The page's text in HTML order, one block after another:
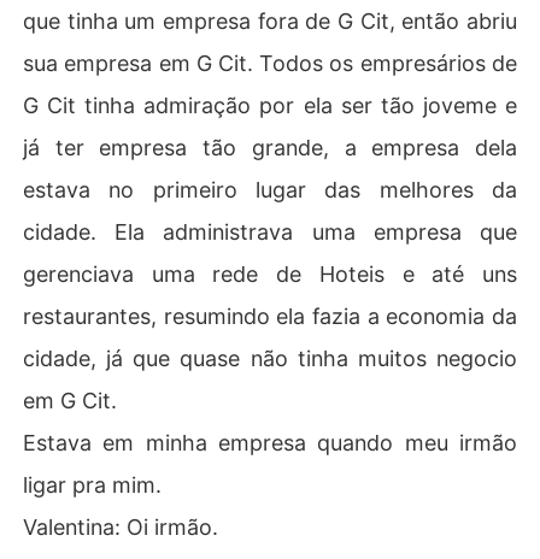
que tinha um empresa fora de G Cit, então abriu
sua empresa em G Cit. Todos os empresários de
G Cit tinha admiração por ela ser tão joveme e
já ter empresa tão grande, a empresa dela
estava no primeiro lugar das melhores da
cidade. Ela administrava uma empresa que
gerenciava uma rede de Hoteis e até uns
restaurantes, resumindo ela fazia a economia da
cidade, já que quase não tinha muitos negocio
em G Cit.
Estava em minha empresa quando meu irmão
ligar pra mim.
Valentina: Oi irmão.